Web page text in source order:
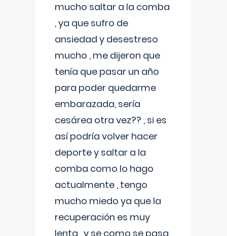
mucho saltar a la comba
, ya que sufro de
ansiedad y desestreso
mucho , me dijeron que
tenía que pasar un año
para poder quedarme
embarazada, sería
cesárea otra vez?? , si es
así podría volver hacer
deporte y saltar a la
comba como lo hago
actualmente , tengo
mucho miedo ya que la
recuperación es muy
lenta , y se como se pasa ,